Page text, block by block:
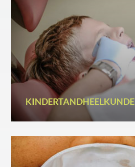
KINDERTANDHEELKUNDE